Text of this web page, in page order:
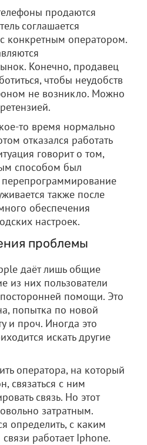
продаются
соглашается
конкретным оператором.
Конечно, продавец
чтобы неудобств
не возникло. Можно
то время нормально
отказался работать
говорит о том,
способом был
перепрограммирование
также после
обеспечения
настроек.
проблемы
даёт лишь общие
из них пользователи
помощи. Это
попытка по новой
и проч. Иногда это
искать другие
оператора, на который
связаться с ним
связь. Но этот
затратным.
определить, с каким
работает Iphonе.